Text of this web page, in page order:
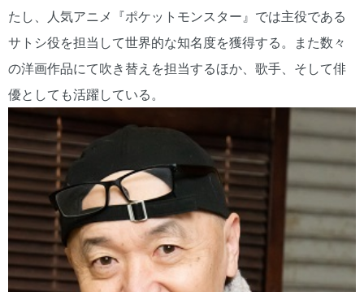
たし、人気アニメ『ポケットモンスター』では主役である
サトシ役を担当して世界的な知名度を獲得する。また数々
の洋画作品にて吹き替えを担当するほか、歌手、そして俳
優としても活躍している。